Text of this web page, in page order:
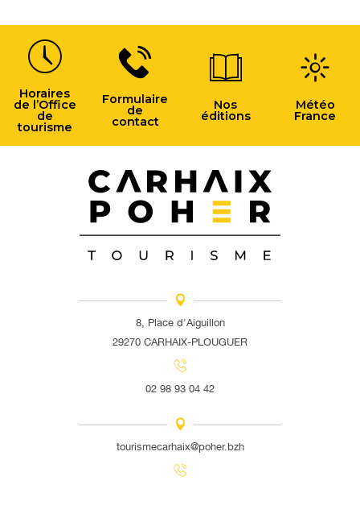
Horaires
de l’Office
de
tourisme
Formulaire
de
contact
Nos
éditions
Météo
France
8, Place d'Aiguillon
29270 CARHAIX-PLOUGUER
02 98 93 04 42
tourismecarhaix@poher.bzh